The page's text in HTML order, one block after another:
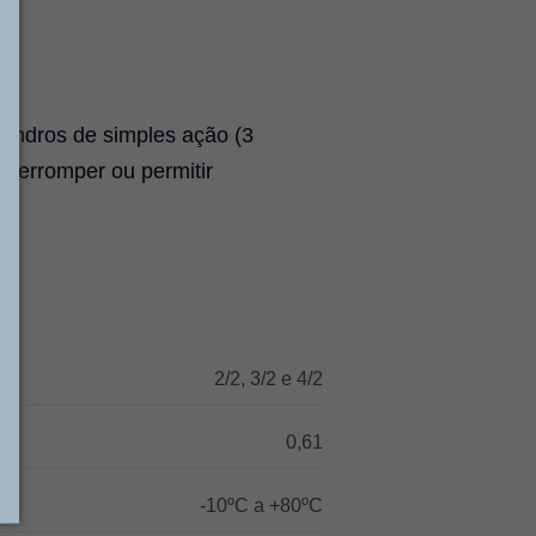
de simples ação (3
ou permitir
2/2, 3/2 e 4/2
0,61
-10ºC a +80ºC